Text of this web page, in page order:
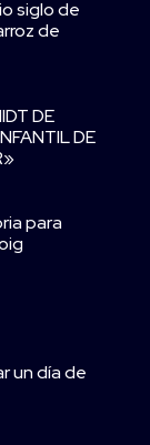
siglo de
de
DE
DE
para
un día de